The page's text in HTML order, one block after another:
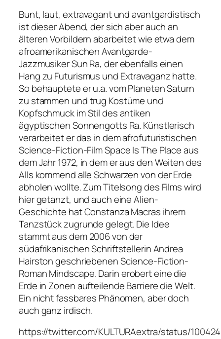
Bunt, laut, extravagant und avantgardistisch
ist dieser Abend, der sich aber auch an
älteren Vorbildern abarbeitet wie etwa dem
afroamerikanischen Avantgarde-
Jazzmusiker Sun Ra, der ebenfalls einen
Hang zu Futurismus und Extravaganz hatte.
So behauptete er u.a. vom Planeten Saturn
zu stammen und trug Kostüme und
Kopfschmuck im Stil des antiken
ägyptischen Sonnengotts Ra. Künstlerisch
verarbeitet er das in dem afrofuturistischen
Science-Fiction-FilmSpace Is The Placeaus
dem Jahr 1972, in dem er aus den Weiten des
Alls kommend alle Schwarzen von der Erde
abholen wollte. Zum Titelsong des Films wird
hier getanzt, und auch eine Alien-
Geschichte hat Constanza Macras ihrem
Tanzstück zugrunde gelegt. Die Idee
stammt aus dem 2006 von der
südafrikanischen Schriftstellerin Andrea
Hairston geschriebenen Science-Fiction-
RomanMindscape. Darin erobert eine die
Erde in Zonen aufteilende Barriere die Welt.
Ein nicht fassbares Phänomen, aber doch
auch ganz irdisch.
https://twitter.com/KULTURAextra/status/